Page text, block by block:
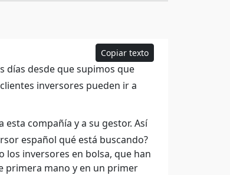
Copiar texto
días desde que supimos que
inversores pueden ir a
compañía y a su gestor. Así
español qué está buscando?
los inversores en bolsa, que han
primera mano y en un primer